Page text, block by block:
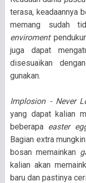
terasa, keadaannya
memang sudah
enviroment
juga dapat
disesuaikan
gunakan.
Implosion - Never
yang dapat kalian
beberapa easter
Bagian extra
bosan memainkan
kalian akan
baru dan pastinya